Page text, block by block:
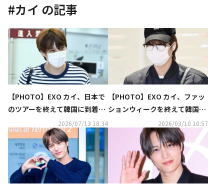
#カイ の記事
【PHOTO】EXO カイ、日本で
のツアーを終えて韓国に到着
2026/07/13 18:34
【PHOTO】EXO カイ、ファッ
ションウィークを終えて韓国に
到着（動画あり）2026/03/10 10:57